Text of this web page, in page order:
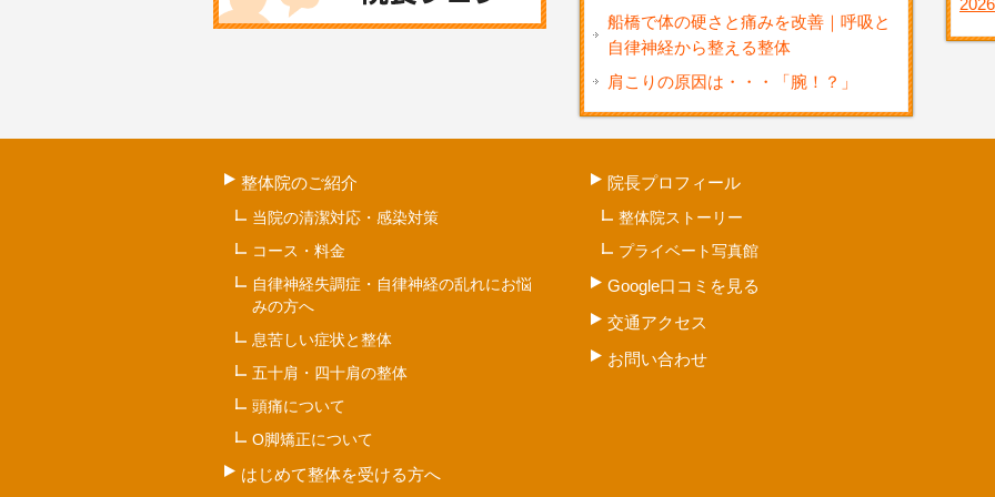
船橋で体の硬さと痛みを改善｜呼吸と
自律神経から整える整体
肩こりの原因は・・・「腕！？」
整体院のご紹介
当院の清潔対応・感染対策
コース・料金
自律神経失調症・自律神経の乱れにお悩
みの方へ
息苦しい症状と整体
五十肩・四十肩の整体
頭痛について
O脚矯正について
はじめて整体を受ける方へ
院長プロフィール
整体院ストーリー
プライベート写真館
Google口コミを見る
交通アクセス
お問い合わせ